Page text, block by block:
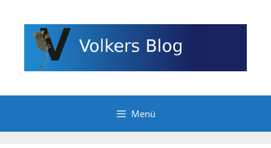
Inhalt
springen
Menü